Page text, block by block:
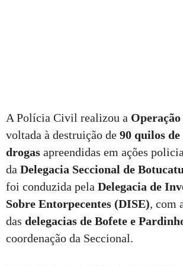
A Polícia Civil realizou a
voltada à destruição de 90 quilos de
drogas apreendidas em ações
da Delegacia Seccional de Botucatu
foi conduzida pela Delegacia de
Sobre Entorpecentes (DISE), com
das delegacias de Bofete e
coordenação da Seccional.